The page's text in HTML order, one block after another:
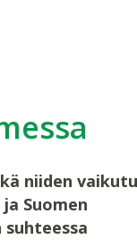
niiden
Suomen